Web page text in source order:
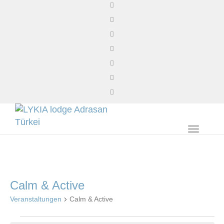
Calm & Active
Veranstaltungen Calm & Active